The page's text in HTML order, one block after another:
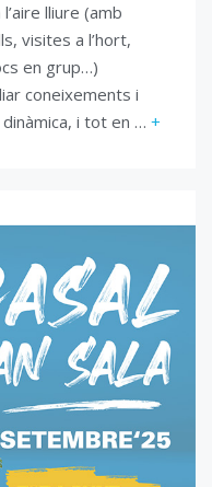
lliure (amb
visites a l’hort,
en grup…)
coneixements i
i tot en … +